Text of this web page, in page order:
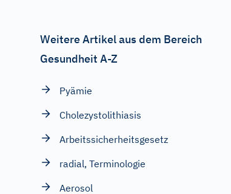
Weitere Artikel aus dem Bereich
Gesundheit A-Z
Pyämie
Cholezystolithiasis
Arbeitssicherheitsgesetz
radial, Terminologie
Aerosol